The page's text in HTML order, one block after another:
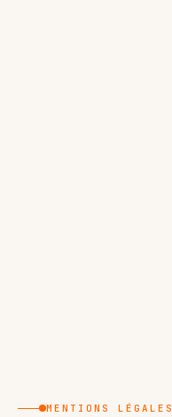
MENTIONS LÉGALES